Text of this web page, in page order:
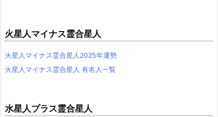
火星人マイナス霊合星人
火星人マイナス霊合星人2025年運勢
火星人マイナス霊合星人 有名人一覧
水星人プラス霊合星人